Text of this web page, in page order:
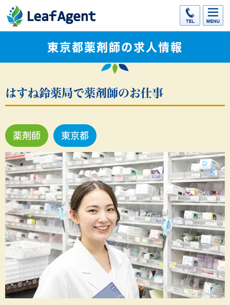
東京都薬剤師の求人情報
はすね鈴薬局で薬剤師のお仕事
薬剤師 東京都